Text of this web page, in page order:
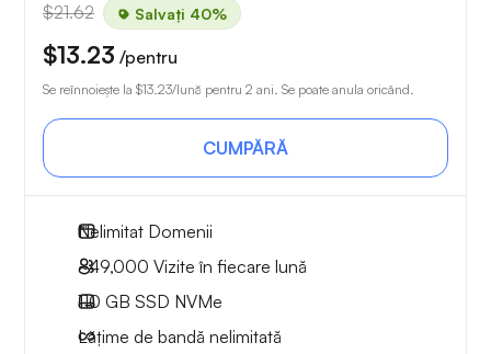
$21.62 Salvați 40%
$13.23 /pentru
Se reînnoiește la $13.23/lună pentru 2 ani. Se poate anula oricând.
CUMPĂRĂ
Nelimitat Domenii
~49,000 Vizite în fiecare lună
110 GB SSD NVMe
Lățime de bandă nelimitată